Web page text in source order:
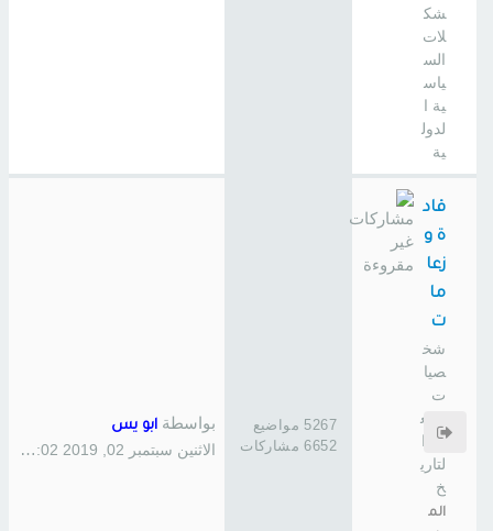
شك
لات
الس
ياس
ية ا
لدول
ية
قاد
ة و
زعا
ما
ت
شخ
صيا
ت
صنع
ت ا
لتاري
خ
الم
5267 مواضيع
6652 مشاركات
بواسطة ابو يس
الاثنين سبتمبر 02, 2019 1:02 pm